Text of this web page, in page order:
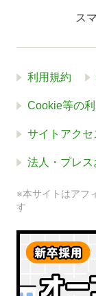
ス
利用規約
Cookie等の
サイトアク
法人・プレ
※本サイトはアフ
す